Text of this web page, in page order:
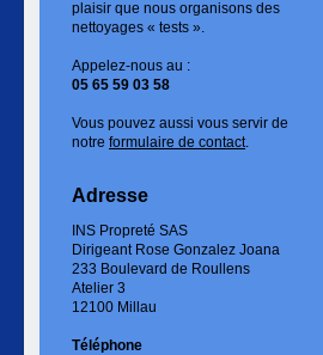
plaisir que nous organisons des
nettoyages « tests ».
Appelez-nous au :
05 65 59 03 58
Vous pouvez aussi vous servir de
notre formulaire de contact.
Adresse
INS Propreté SAS
Dirigeant Rose Gonzalez Joana
233 Boulevard de Roullens
Atelier 3
12100 Millau
Téléphone